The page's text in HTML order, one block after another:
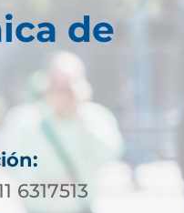
de
6317513